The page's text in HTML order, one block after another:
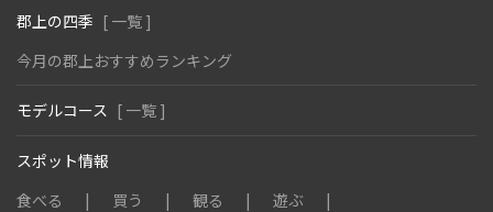
郡上の四季 [ 一覧 ]
今月の郡上おすすめランキング
モデルコース [ 一覧 ]
スポット情報
食べる
買う 観る
遊ぶ